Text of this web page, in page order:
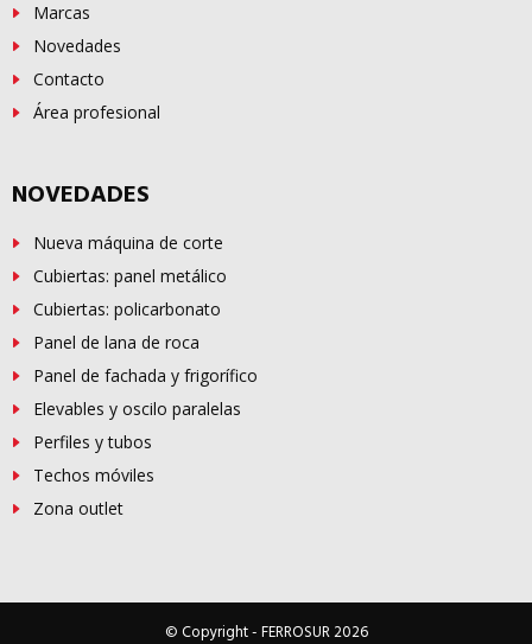
Marcas
Novedades
Contacto
Área profesional
NOVEDADES
Nueva máquina de corte
Cubiertas: panel metálico
Cubiertas: policarbonato
Panel de lana de roca
Panel de fachada y frigorífico
Elevables y oscilo paralelas
Perfiles y tubos
Techos móviles
Zona outlet
© Copyright -FERROSUR2026